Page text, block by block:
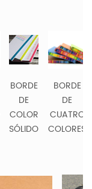
BORDE
DE
COLOR
SÓLIDO
BORDE
DE
CUATRO
COLORES